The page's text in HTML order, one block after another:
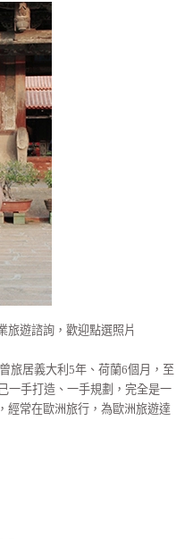
旅遊諮詢，歡迎點選照片
旅居義大利5年、荷蘭6個月，至
一手打造、一手規劃，完全是一
經常在歐洲旅行，為歐洲旅遊達